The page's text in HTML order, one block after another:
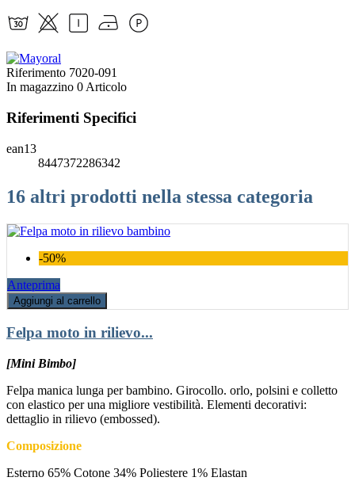
Riferimento 7020-091
In magazzino 0 Articolo
Riferimenti Specifici
ean13
8447372286342
16 altri prodotti nella stessa categoria
-50%
Anteprima
Aggiungi al carrello
Felpa moto in rilievo...
[Mini Bimbo]
Felpa manica lunga per bambino. Girocollo. orlo, polsini e colletto
con elastico per una migliore vestibilità. Elementi decorativi:
dettaglio in rilievo (embossed).
Composizione
Esterno 65% Cotone 34% Poliestere 1% Elastan